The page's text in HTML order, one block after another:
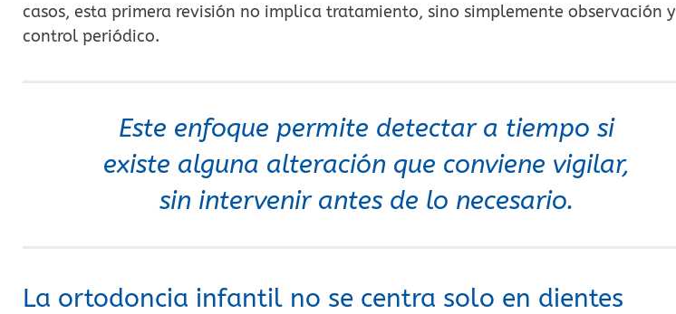
casos, esta primera revisión no implica tratamiento, sino simplemente observación y
control periódico.
Este enfoque permite detectar a tiempo si
existe alguna alteración que conviene vigilar,
sin intervenir antes de lo necesario.
La ortodoncia infantil no se centra solo en dientes